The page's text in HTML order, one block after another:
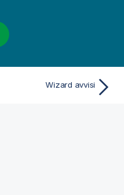
Wizard avvisi